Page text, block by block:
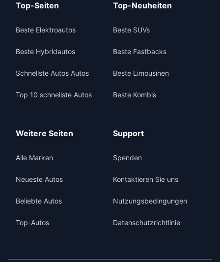
Top-Seiten
Beste Elektroautos
Beste Hybridautos
Schnellste Autos Autos
Top 10 schnellste Autos
Top-Neuheiten
Beste SUVs
Beste Fastbacks
Beste Limousinen
Beste Kombis
Weitere Seiten
Alle Marken
Neueste Autos
Beliebte Autos
Top-Autos
Support
Spenden
Kontaktieren Sie uns
Nutzungsbedingungen
Datenschutzrichtlinie